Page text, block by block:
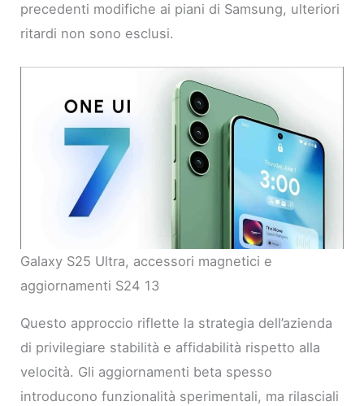
precedenti modifiche ai piani di Samsung, ulteriori
ritardi non sono esclusi.
Galaxy S25 Ultra, accessori magnetici e
aggiornamenti S24 13
Questo approccio riflette la strategia dell’azienda
di privilegiare stabilità e affidabilità rispetto alla
velocità. Gli aggiornamenti beta spesso
introducono funzionalità sperimentali, ma rilasciali